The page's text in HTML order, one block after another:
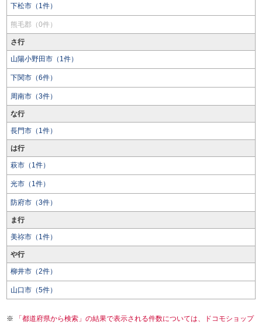
下松市（1件）
熊毛郡（0件）
さ行
山陽小野田市（1件）
下関市（6件）
周南市（3件）
な行
長門市（1件）
は行
萩市（1件）
光市（1件）
防府市（3件）
ま行
美祢市（1件）
や行
柳井市（2件）
山口市（5件）
「都道府県から検索」の結果で表示される件数については、ドコモショップ